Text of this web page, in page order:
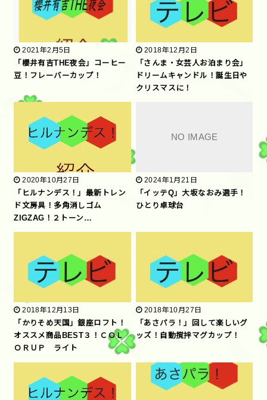
2021年2月5日
「櫻井有吉THE夜会」コーヒー
豆！フレーバーカップ！
2018年12月2日
「さんま・女芸人お泊まり会」
ドリームキャンドル！誕生日や
クリスマスに！
2020年10月27日
「ヒルナンデス！」最新トレン
ド文房具！多角消しゴム
ZIGZAG！２トーン…
2024年1月21日
「イッテQ」大坂なおみ選手！
ひとり卓球台
2018年12月13日
「かりそめ天国」銀座ロフト！
オススメ商品BEST３！ＣＯＬ
ＯＲＵＰ ライト
2018年10月27日
「あさパラ！」回して楽しいグ
ッズ！自動撹拌マグカップ！